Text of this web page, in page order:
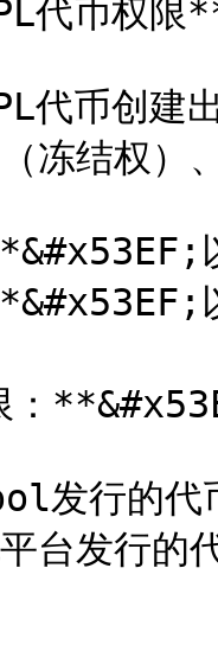
代币权限
代币创建
冻结权）
发行的
台发行的